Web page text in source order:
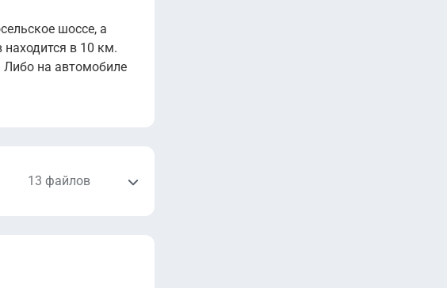
шоссе, а
в 10 км.
на автомобиле
13 файлов